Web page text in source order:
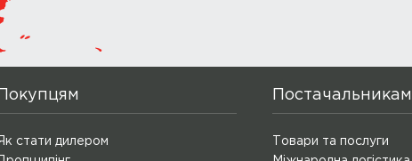
Покупцям
стати дилером
Постачальникам
Товари та послуги